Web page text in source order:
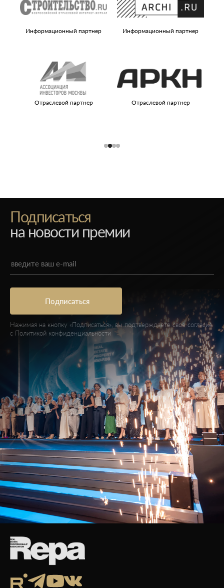
Информационный партнер
Отраслевой партнер
Информационный партнер
Отраслевой партнер
Подписаться
на новости премии
Нажимая на кнопку «Подписаться», вы подтверждаете свое согласие
с Политикой конфиденциальности